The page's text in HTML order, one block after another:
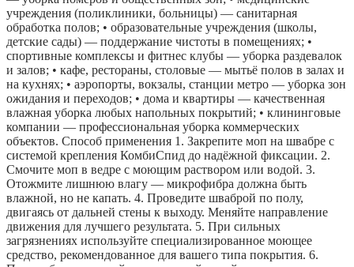
учреждения (поликлиники, больницы) — санитарная
обработка полов; • образовательные учреждения (школы,
детские сады) — поддержание чистоты в помещениях; •
спортивные комплексы и фитнес клубы — уборка раздевалок
и залов; • кафе, рестораны, столовые — мытьё полов в залах и
на кухнях; • аэропорты, вокзалы, станции метро — уборка зон
ожидания и переходов; • дома и квартиры — качественная
влажная уборка любых напольных покрытий; • клининговые
компании — профессиональная уборка коммерческих
объектов. Способ применения 1. Закрепите моп на швабре с
системой крепления КомбиСпид до надёжной фиксации. 2.
Смочите моп в ведре с моющим раствором или водой. 3.
Отожмите лишнюю влагу — микрофибра должна быть
влажной, но не капать. 4. Проведите шваброй по полу,
двигаясь от дальней стены к выходу. Меняйте направление
движения для лучшего результата. 5. При сильных
загрязнениях используйте специализированное моющее
средство, рекомендованное для вашего типа покрытия. 6.